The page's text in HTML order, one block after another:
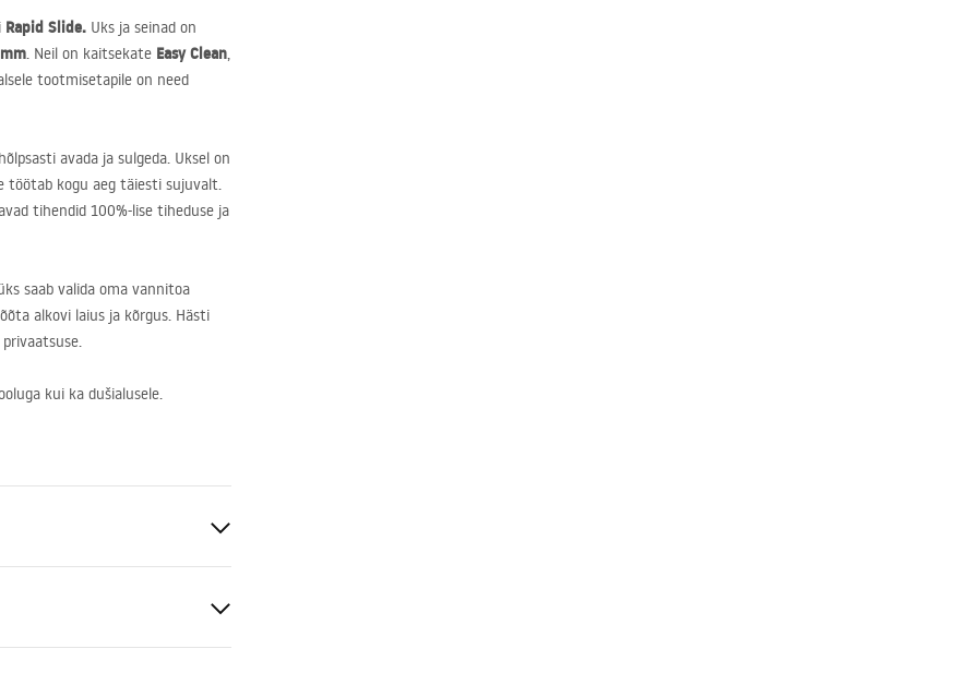
Rapid Slide. Uks ja seinad on
. Neil on kaitsekate Easy Clean,
tootmisetapile on need
avada ja sulgeda. Uksel on
töötab kogu aeg täiesti sujuvalt.
tihendid 100%-lise tiheduse ja
saab valida oma vannitoa
alkovi laius ja kõrgus. Hästi
kui ka dušialusele.